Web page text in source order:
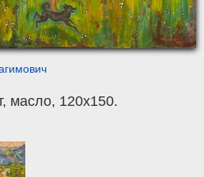
, масло, 120x150.